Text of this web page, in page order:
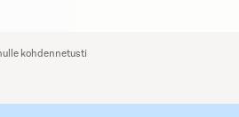
kohdennetusti